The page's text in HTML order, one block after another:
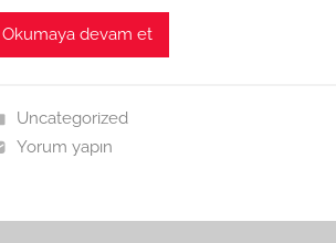
Okumaya devam et
Uncategorized
Yorum yapın